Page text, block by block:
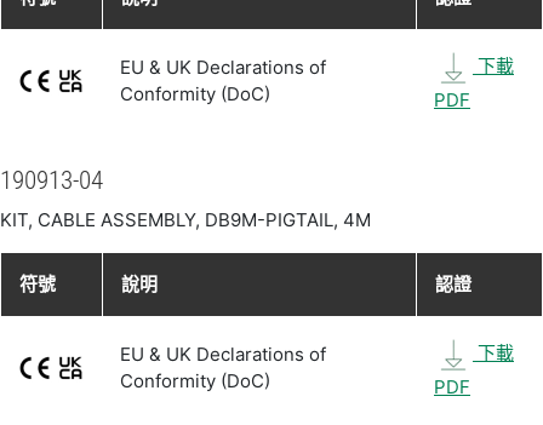
EU & UK Declarations of
Conformity (DoC)
下載
PDF
190913-04
KIT, CABLE ASSEMBLY, DB9M-PIGTAIL, 4M
符號 說明 認證
EU & UK Declarations of
Conformity (DoC)
下載
PDF